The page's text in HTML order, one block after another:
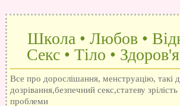
Школа • Любов •
Секс • Тіло •
Все про дорослішання, менструацію, такі
дозрівання,безпечний секс,статеву зрілість
проблеми